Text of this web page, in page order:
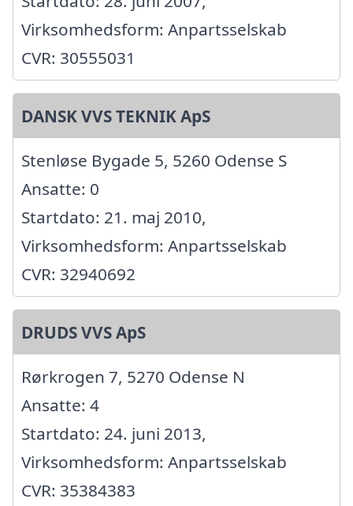
Virksomhedsform: Anpartsselskab
CVR: 30555031
DANSK VVS TEKNIK ApS
Stenløse Bygade 5, 5260 Odense S
Ansatte: 0
Startdato: 21. maj 2010,
Virksomhedsform: Anpartsselskab
CVR: 32940692
DRUDS VVS ApS
Rørkrogen 7, 5270 Odense N
Ansatte: 4
Startdato: 24. juni 2013,
Virksomhedsform: Anpartsselskab
CVR: 35384383